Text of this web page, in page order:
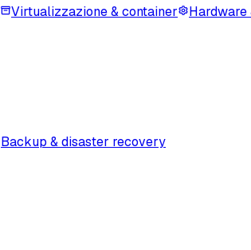
Virtualizzazione & container
Backup & disaster recovery